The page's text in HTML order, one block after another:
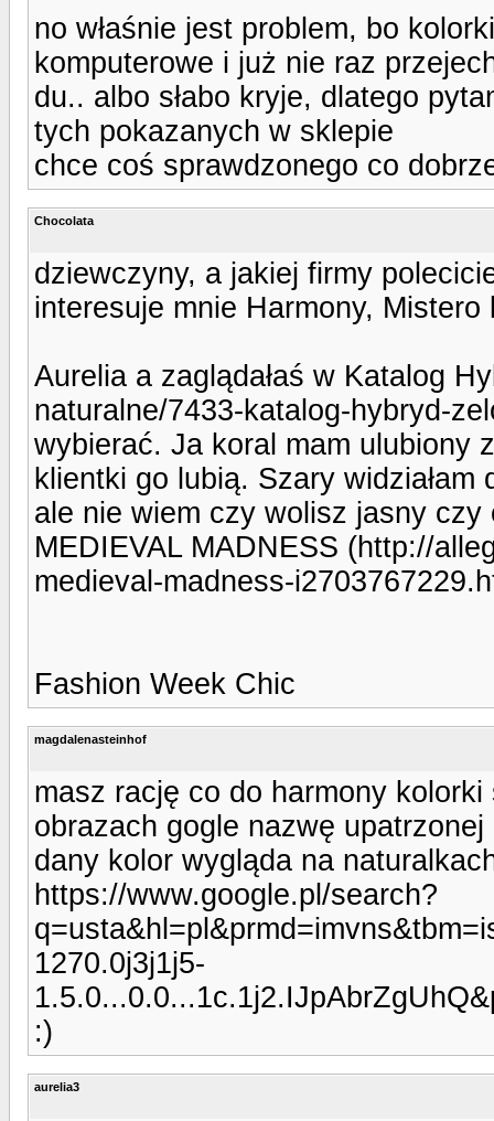
no właśnie jest problem, bo
komputerowe i już nie raz
du.. albo słabo kryje, dlatego
tych pokazanych w sklepie
chce coś sprawdzonego co
Chocolata
dziewczyny, a jakiej firmy
interesuje mnie Harmony, Mistero
Aurelia a zaglądałaś w Katalog
naturalne/7433-katalog-hybryd-
wybierać. Ja koral mam ulubiony
klientki go lubią. Szary
ale nie wiem czy wolisz jasny czy
MEDIEVAL MADNESS (http://
medieval-madness-
Fashion Week Chic
magdalenasteinhof
masz rację co do harmony
obrazach gogle nazwę
dany kolor wygląda na
https://www.google.pl/search?
1270.0j3j1j5-
:)
aurelia3